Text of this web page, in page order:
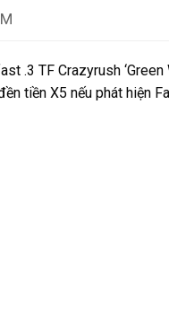
.3 TF Crazyrush
tiền X5 nếu phát hiện